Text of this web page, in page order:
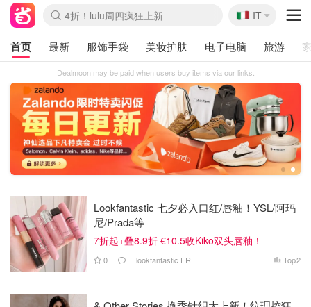
4折！lulu周四疯狂上新
🇮🇹
IT
首页 最新 服饰手袋 美妆护肤 电子电脑 旅游
Dealmoon may be paid when users buy items via our links.
1 2
Lookfantastic 七夕必入口红/唇釉！YSL/阿玛
尼/Prada等
7折起+叠8.9折 €10.5收Kiko双头唇釉！
0 lookfantastic FR Top2